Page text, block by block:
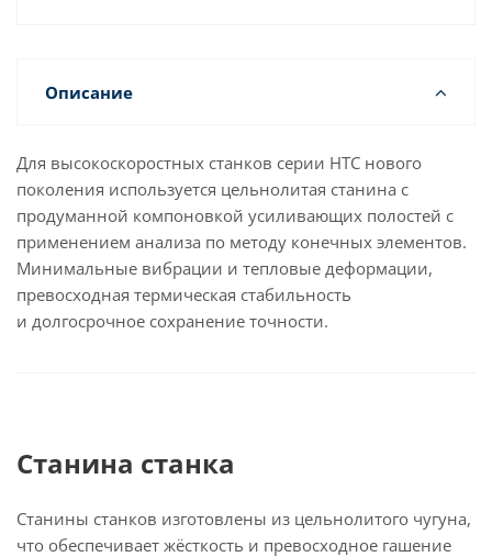
Описание
Для высокоскоростных станков серии HTC нового
поколения используется цельнолитая станина с
продуманной компоновкой усиливающих полостей с
применением анализа по методу конечных элементов.
Минимальные вибрации и тепловые деформации,
превосходная термическая стабильность
и долгосрочное сохранение точности.
Станина станка
Станины станков изготовлены из цельнолитого чугуна,
что обеспечивает жёсткость и превосходное гашение